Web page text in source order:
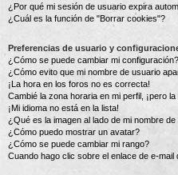
¿Por qué mi sesión de usuario expira
¿Cuál es la función de "Borrar cookies"?
Preferencias de usuario y
¿Cómo se puede cambiar mi configuración?
¿Cómo evito que mi nombre de usuario
¡La hora en los foros no es correcta!
Cambié la zona horaria en mi perfil, ¡pero
¡Mi idioma no está en la lista!
¿Qué es la imagen al lado de mi nombre
¿Cómo puedo mostrar un avatar?
¿Cómo se puede cambiar mi rango?
Cuando hago clic sobre el enlace de e-mail